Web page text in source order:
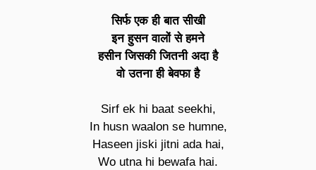
सिर्फ एक ही बात सीखी
इन हुसन वालों से हमने
हसीन जिसकी जितनी अदा है
वो उतना ही बेवफा है
Sirf ek hi baat seekhi,
In husn waalon se humne,
Haseen jiski jitni ada hai,
Wo utna hi bewafa hai.